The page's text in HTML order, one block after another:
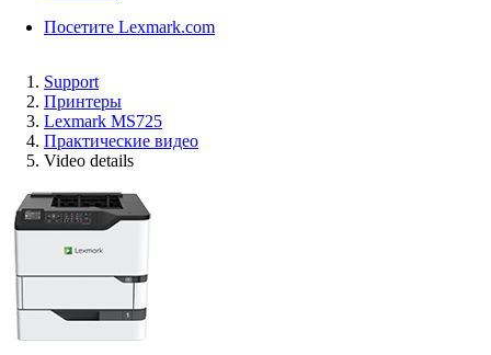
Посетите Lexmark.com
Support
Принтеры
Lexmark MS725
Практические видео
Video details